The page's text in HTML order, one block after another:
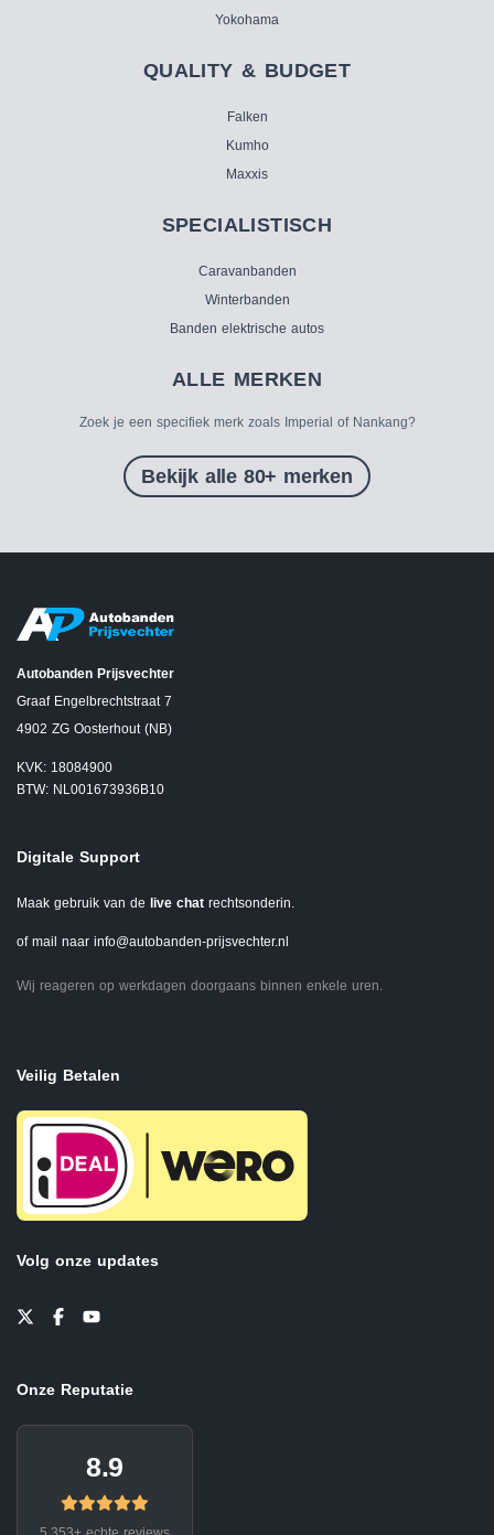
Yokohama
QUALITY & BUDGET
Falken
Kumho
Maxxis
SPECIALISTISCH
Caravanbanden
Winterbanden
Banden elektrische autos
ALLE MERKEN
Zoek je een specifiek merk zoals Imperial of Nankang?
Bekijk alle 80+ merken
Autobanden Prijsvechter
Graaf Engelbrechtstraat 7
4902 ZG Oosterhout (NB)
KVK: 18084900
BTW: NL001673936B10
Digitale Support
Maak gebruik van de live chat rechtsonderin.
of mail naar info@autobanden-prijsvechter.nl
Wij reageren op werkdagen doorgaans binnen enkele uren.
Veilig Betalen
Volg onze updates
Onze Reputatie
8.9